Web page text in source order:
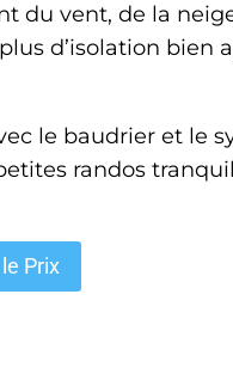
du vent, de la
d’isolation bien
le baudrier et le
randos
Prix